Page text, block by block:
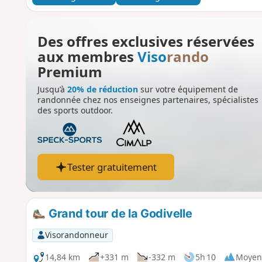
Des offres exclusives réservées
aux membres Visorando
Premium
Jusqu’à 20% de réductionsur votre équipement de
randonnée chez nos enseignes partenaires, spécialistes
des sports outdoor.
Tester gratuitement
Grand tour de la Godivelle
Visorandonneur
14,84 km
+331 m -332 m 5h 10